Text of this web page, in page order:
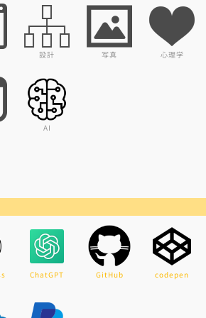
設計 写真 心理学
AI
ChatGPT GitHub codepen